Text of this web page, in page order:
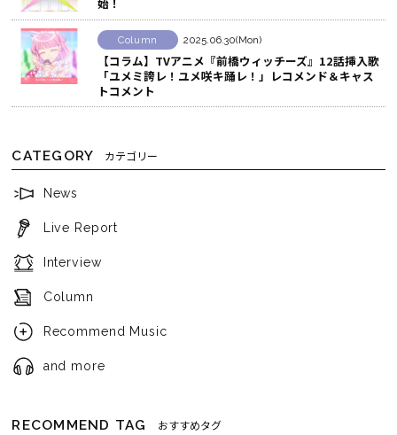
Column 2025.06.30(Mon)
【コラム】TVアニメ『前橋ウィッチーズ』12話挿入歌
「ユメミ誇レ！ユメ咲キ踊レ！」レコメンド＆キャス
トコメント
CATEGORY カテゴリー
News
Live Report
Interview
Column
Recommend Music
and more
RECOMMEND TAG おすすめタグ